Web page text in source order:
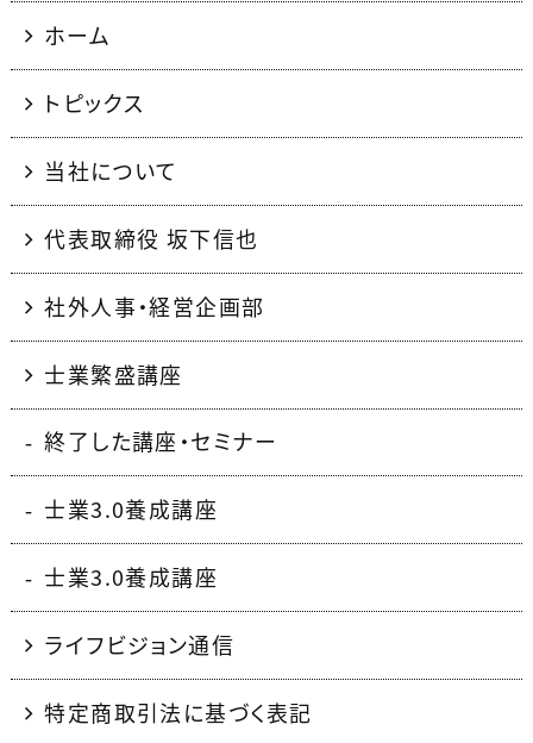
ホーム
トピックス
当社について
代表取締役 坂下信也
社外人事・経営企画部
士業繁盛講座
終了した講座・セミナー
士業3.0養成講座
士業3.0養成講座
ライフビジョン通信
特定商取引法に基づく表記